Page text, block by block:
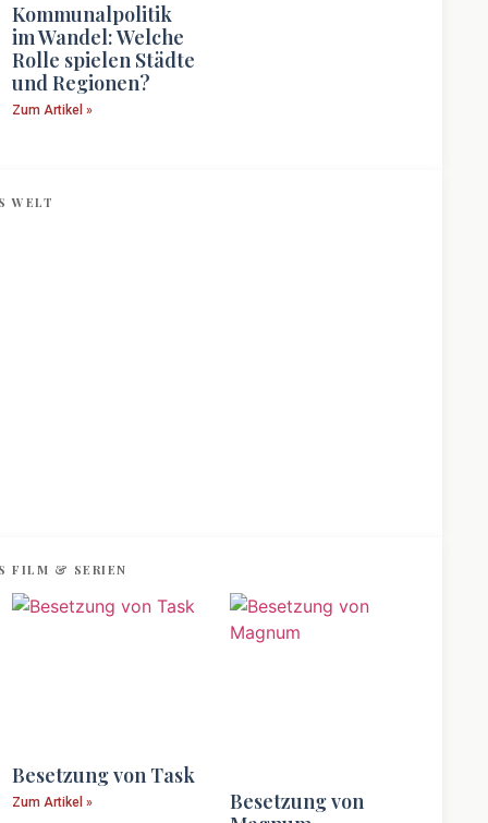
Kommunalpolitik
im Wandel: Welche
Rolle spielen Städte
und Regionen?
Zum Artikel »
WELT
FILM & SERIEN
Besetzung von Task
Zum Artikel »
Besetzung von